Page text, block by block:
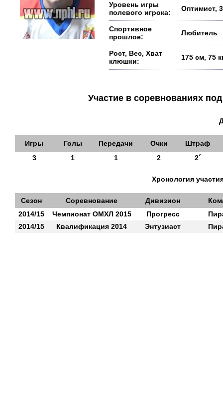
Уровень игры
полевого игрока:
Оптимист,
Спортивное
прошлое:
Любитель
Рост, Вес, Хват
клюшки:
175 см, 75
Участие в соревнованиях
Игры Голы Передачи Очки
Штраф
3
1 1 2 2´
Хронология
Сезон Соревнование Дивизион
2014/15
Чемпионат ОМХЛ 2015 Прогресс
2014/15
Квалификация 2014 Энтузиаст